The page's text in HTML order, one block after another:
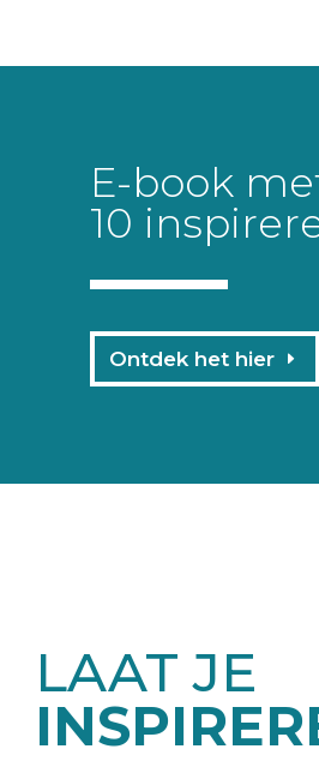
E-book
10
Ontdek het hier
LAAT JE